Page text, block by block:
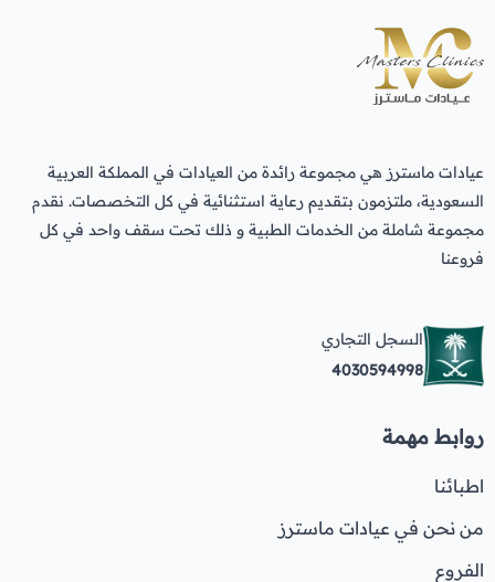
عيادات ماسترز هي مجموعة رائدة من العيادات في المملكة العربية
السعودية، ملتزمون بتقديم رعاية استثنائية في كل التخصصات. نقدم
مجموعة شاملة من الخدمات الطبية و ذلك تحت سقف واحد في كل
فروعنا
السجل التجاري
4030594998
روابط مهمة
اطبائنا
من نحن في عيادات ماسترز
الفروع